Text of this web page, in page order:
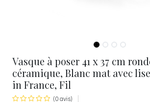
Vasque à poser 41 x 37 cm
céramique, Blanc mat avec
in France, Fil
(0 avis)